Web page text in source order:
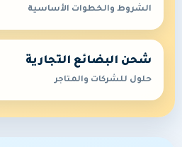
الشروط والخطوات الأساسية
شحن البضائع التجارية
حلول للشركات والمتاجر